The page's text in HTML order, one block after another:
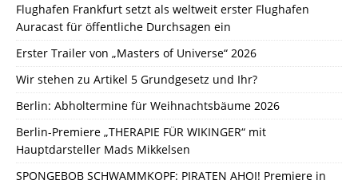
Flughafen Frankfurt setzt als weltweit erster Flughafen
Auracast für öffentliche Durchsagen ein
Erster Trailer von „Masters of Universe“ 2026
Wir stehen zu Artikel 5 Grundgesetz und Ihr?
Berlin: Abholtermine für Weihnachtsbäume 2026
Berlin-Premiere „THERAPIE FÜR WIKINGER“ mit
Hauptdarsteller Mads Mikkelsen
SPONGEBOB SCHWAMMKOPF: PIRATEN AHOI! Premiere in